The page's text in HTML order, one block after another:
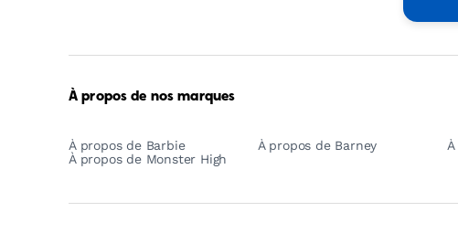
Through
À propos de nos marques
À propos de Barbie À propos de Barney
À propos de Monster High